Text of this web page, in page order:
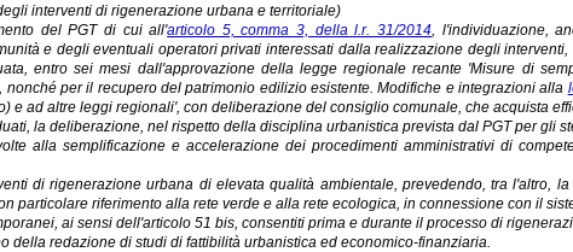
interventi di rigenerazione urbana e territoriale)
del PGT di cui all'articolo 5, comma 3, della l.r. 31/2014, l'individuazione,
e degli eventuali operatori privati interessati dalla realizzazione degli
entro sei mesi dall'approvazione della legge regionale recante 'Misure di
nonché per il recupero del patrimonio edilizio esistente. Modifiche e integrazioni alla
e ad altre leggi regionali', con deliberazione del consiglio comunale, che acquista
la deliberazione, nel rispetto della disciplina urbanistica prevista dal PGT per gli
alla semplificazione e accelerazione dei procedimenti amministrativi di
di rigenerazione urbana di elevata qualità ambientale, prevedendo, tra l'altro,
particolare riferimento alla rete verde e alla rete ecologica, in connessione con il
ai sensi dell'articolo 51 bis, consentiti prima e durante il processo di
della redazione di studi di fattibilità urbanistica ed economico-finanziaria.